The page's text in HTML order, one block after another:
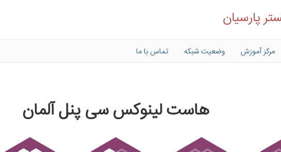
پارسیان
مرکز آموزش وضعیت شبکه تماس با ما
هاست لینوکس سی پنل آلمان